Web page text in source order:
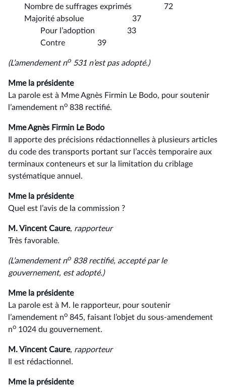
Nombre de suffrages exprimés 72
Majorité absolue 37
Pour l’adoption 33
Contre 39
(L’amendement no 531 n’est pas adopté.)
Mme la présidente
La parole est à Mme Agnès Firmin Le Bodo, pour soutenir
l’amendement no 838 rectifié.
Mme Agnès Firmin Le Bodo
Il apporte des précisions rédactionnelles à plusieurs articles
du code des transports portant sur l’accès temporaire aux
terminaux conteneurs et sur la limitation du criblage
systématique annuel.
Mme la présidente
Quel est l’avis de la commission ?
M. Vincent Caure, rapporteur
Très favorable.
(L’amendement no 838 rectifié, accepté par le
gouvernement, est adopté.)
Mme la présidente
La parole est à M. le rapporteur, pour soutenir
l’amendement no 845, faisant l’objet du sous-amendement
no 1024 du gouvernement.
M. Vincent Caure, rapporteur
Il est rédactionnel.
Mme la présidente